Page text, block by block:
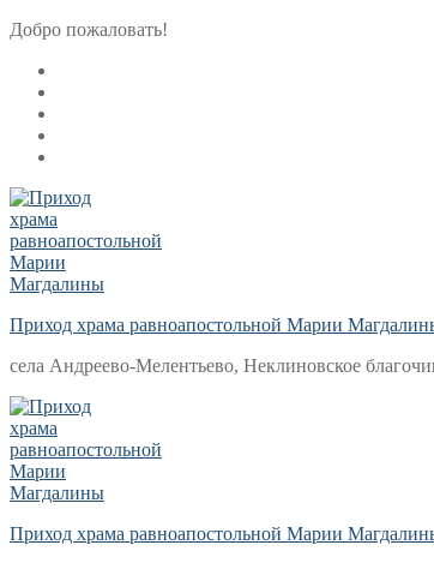
Перейти
содержимому
Меню
Закрыть
Добро пожаловать!
Приход храма равноапостольной Марии
села Андреево-Мелентьево, Неклиновское
Приход храма равноапостольной Марии